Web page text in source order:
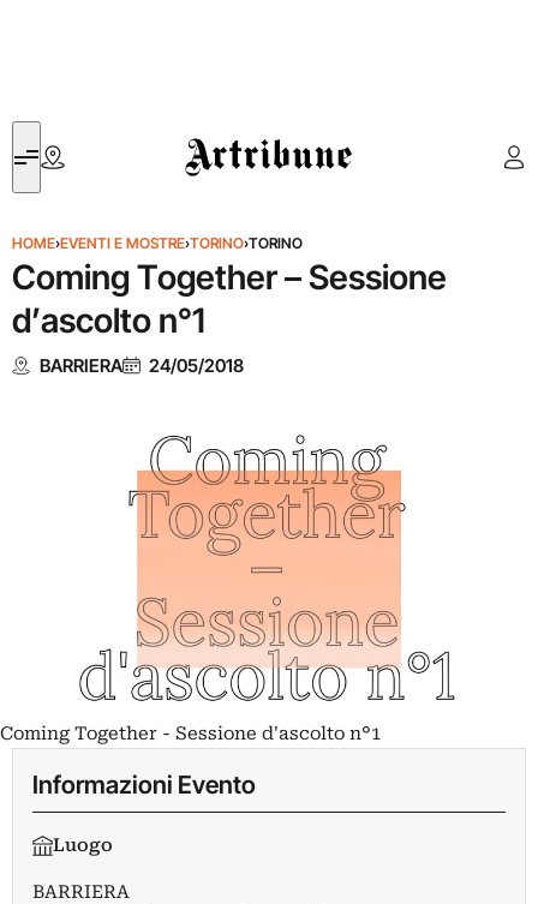
Artribune
HOME›EVENTI E MOSTRE›TORINO›TORINO
Coming Together – Sessione
d’ascolto n°1
BARRIERA 24/05/2018
Coming Together - Sessione d'ascolto n°1
Informazioni Evento
Luogo
BARRIERA